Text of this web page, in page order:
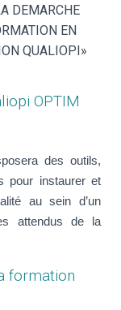
DEMARCHE
EN
QUALIOPI»
OPTIM
des outils,
pour instaurer et
au sein d’un
attendus de la
formation